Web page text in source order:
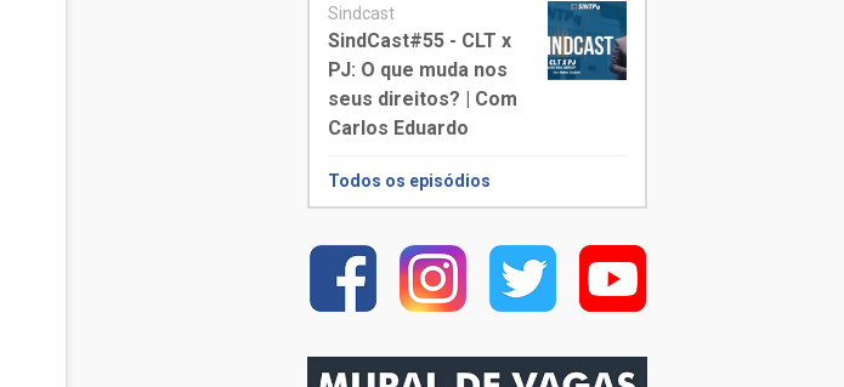
Sindcast
SindCast#55 - CLT x
PJ: O que muda nos
seus direitos? | Com
Carlos Eduardo
Todos os episódios